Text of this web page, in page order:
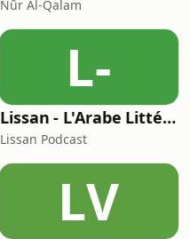
Nûr Al-Qalam
L-
Lissan - L'Arabe Littéraire au Quotidien
Lissan Podcast
LV